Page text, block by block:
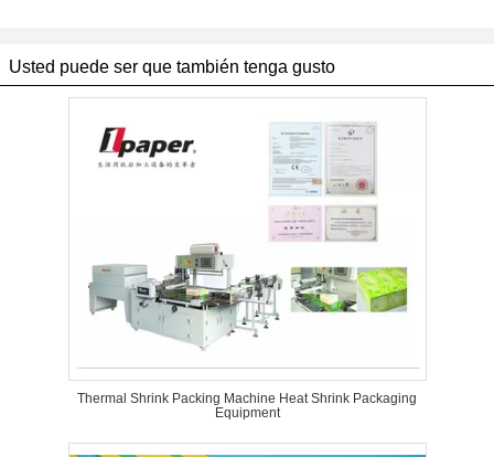
Usted puede ser que también tenga gusto
Thermal Shrink Packing Machine Heat Shrink Packaging
Equipment